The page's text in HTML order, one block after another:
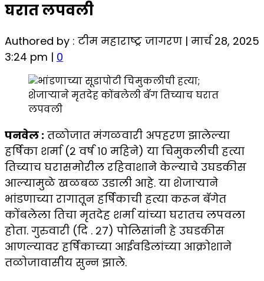
घरात लपवली
Authored by : टीम महाराष्ट्र जागरण | मार्च 28, 2025
3:24 pm | 0
पनवेल : तळोजात मंगळवारी अपहरण झालेल्या
हर्षिका शर्मा (२ वर्ष १० महिने) या चिमुकलीची हत्या
तिच्याच घरासमोरील रहिवाशाने केल्याचे उघडकीस
आल्यामुळे खळबळ उडाली आहे. या शेजाऱ्याने
भांडणाच्या रागातून हर्षिकाची हत्या करून बॅगेत
कोंबलेला तिचा मृतदेह शर्मा यांच्या घरातच लपवला
होता. गुरुवारी (दि . २७) पोलिसांनी हे उघडकीस
आणल्यावर हर्षिकाच्या आईवडिलांच्या आक्रोशाने
तळोजावासीय सुन्न झाले.